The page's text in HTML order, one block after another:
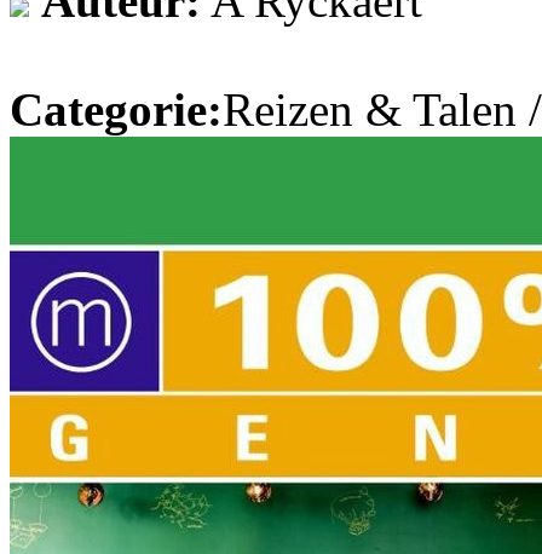
Categorie:Reizen & Talen